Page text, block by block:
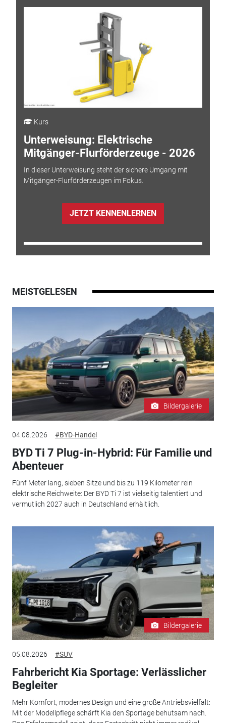
Kurs
Unterweisung: Elektrische
Mitgänger-Flurförderzeuge - 2026
In dieser Unterweisung steht der sichere Umgang mit
Mitgänger-Flurförderzeugen im Fokus.
JETZT KENNENLERNEN
MEISTGELESEN
Bildergalerie
04.08.2026 #BYD-Handel
BYD Ti 7 Plug-in-Hybrid: Für Familie und
Abenteuer
Fünf Meter lang, sieben Sitze und bis zu 119 Kilometer rein
elektrische Reichweite: Der BYD Ti 7 ist vielseitig talentiert und
vermutlich 2027 auch in Deutschland erhältlich.
Bildergalerie
05.08.2026 #SUV
Fahrbericht Kia Sportage: Verlässlicher
Begleiter
Mehr Komfort, modernes Design und eine große Antriebsvielfalt:
Mit der Modellpflege schärft Kia den Sportage behutsam nach.